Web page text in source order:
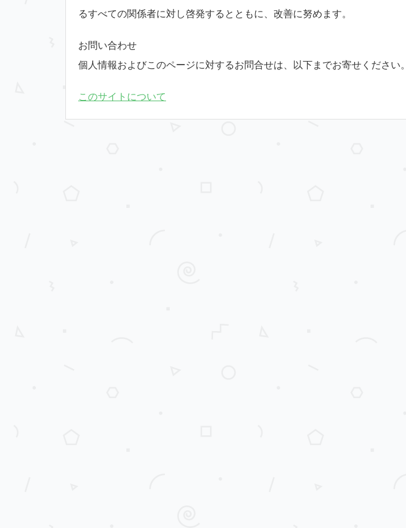
るすべての関係者に対し啓発するとともに、改善に努めます。
お問い合わせ
個人情報およびこのページに対するお問合せは、以下までお寄せください。
このサイトについて